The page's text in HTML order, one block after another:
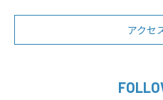
アクセ